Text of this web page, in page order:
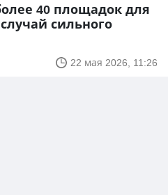
40 площадок для
сильного
22 мая 2026, 11:26